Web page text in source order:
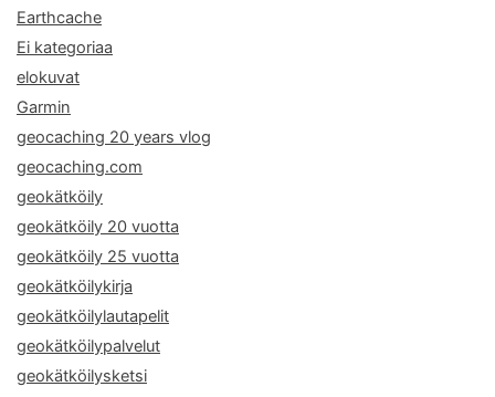
Earthcache
Ei kategoriaa
elokuvat
Garmin
geocaching 20 years vlog
geocaching.com
geokätköily
geokätköily 20 vuotta
geokätköily 25 vuotta
geokätköilykirja
geokätköilylautapelit
geokätköilypalvelut
geokätköilysketsi